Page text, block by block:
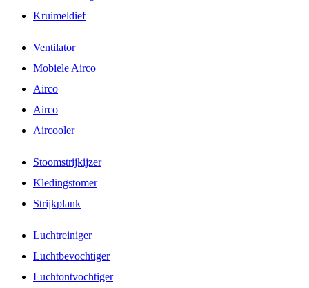
Kruimeldief
Ventilator
Mobiele Airco
Airco
Airco
Aircooler
Stoomstrijkijzer
Kledingstomer
Strijkplank
Luchtreiniger
Luchtbevochtiger
Luchtontvochtiger